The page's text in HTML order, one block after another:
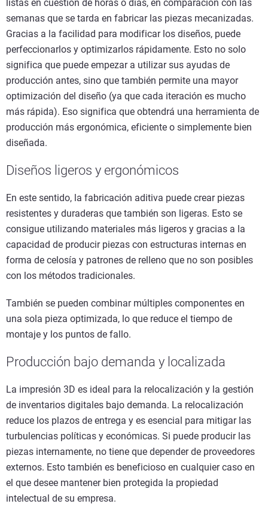
listas en cuestión de horas o días, en comparación con las
semanas que se tarda en fabricar las piezas mecanizadas.
Gracias a la facilidad para modificar los diseños, puede
perfeccionarlos y optimizarlos rápidamente. Esto no solo
significa que puede empezar a utilizar sus ayudas de
producción antes, sino que también permite una mayor
optimización del diseño (ya que cada iteración es mucho
más rápida). Eso significa que obtendrá una herramienta de
producción más ergonómica, eficiente o simplemente bien
diseñada.
Diseños ligeros y ergonómicos
En este sentido, la fabricación aditiva puede crear piezas
resistentes y duraderas que también son ligeras. Esto se
consigue utilizando materiales más ligeros y gracias a la
capacidad de producir piezas con estructuras internas en
forma de celosía y patrones de relleno que no son posibles
con los métodos tradicionales.
También se pueden combinar múltiples componentes en
una sola pieza optimizada, lo que reduce el tiempo de
montaje y los puntos de fallo.
Producción bajo demanda y localizada
La impresión 3D es ideal para la relocalización y la gestión
de inventarios digitales bajo demanda. La relocalización
reduce los plazos de entrega y es esencial para mitigar las
turbulencias políticas y económicas. Si puede producir las
piezas internamente, no tiene que depender de proveedores
externos. Esto también es beneficioso en cualquier caso en
el que desee mantener bien protegida la propiedad
intelectual de su empresa.